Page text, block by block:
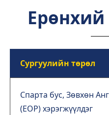
Ерөнхий
Сургуулийн төрөл
Спарта бус, Зөвхөн
(EOP) хэрэгжүүлдэг